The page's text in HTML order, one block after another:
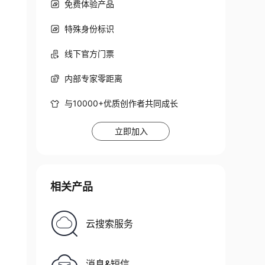
免费体验产品
特殊身份标识
线下官方门票
内部专家零距离
与10000+优质创作者共同成长
立即加入
相关产品
云搜索服务